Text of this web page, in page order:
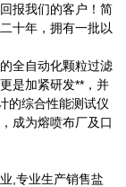
报我们的客户！简
十年，拥有一批以
全自动化颗粒过滤
是加紧研发**，并
的综合性能测试仪
成为熔喷布厂及口
,专业生产销售盐